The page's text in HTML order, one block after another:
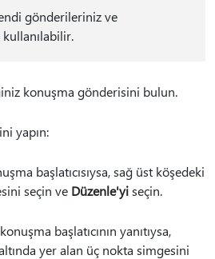
gönderileriniz ve
konuşma gönderisini bulun.
yapın:
başlatıcısıysa, sağ üst köşedeki
seçin ve Düzenle'yiseçin.
başlatıcının yanıtıysa,
yer alan üç nokta simgesini